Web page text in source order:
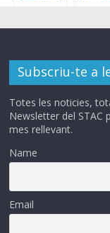
Subscriu-te a
Totes les noticies,
Newsletter del STAC
mes rellevant.
Name
Email